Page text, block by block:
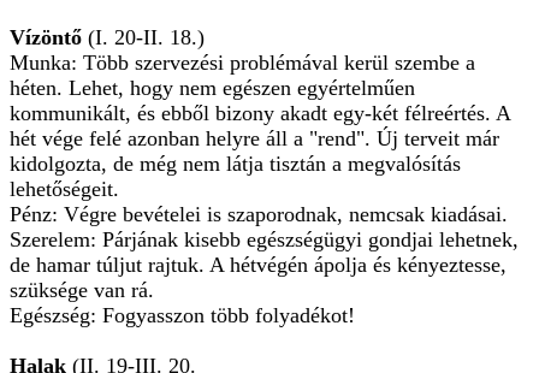
Vízöntő (I. 20-II. 18.)
Munka: Több szervezési problémával kerül szembe a
héten. Lehet, hogy nem egészen egyértelműen
kommunikált, és ebből bizony akadt egy-két félreértés. A
hét vége felé azonban helyre áll a "rend". Új terveit már
kidolgozta, de még nem látja tisztán a megvalósítás
lehetőségeit.
Pénz: Végre bevételei is szaporodnak, nemcsak kiadásai.
Szerelem: Párjának kisebb egészségügyi gondjai lehetnek,
de hamar túljut rajtuk. A hétvégén ápolja és kényeztesse,
szüksége van rá.
Egészség: Fogyasszon több folyadékot!
Halak (II. 19-III. 20.